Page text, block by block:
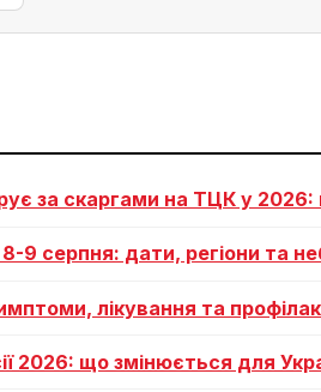
за скаргами на ТЦК у
9 серпня: дати, регіони та
лікування та
2026: що змінюється для